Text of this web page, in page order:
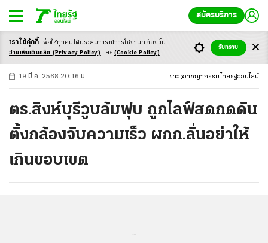
สมัครบริการ
-ก ก ก+
19 มี.ค. 2568 20:16 น. ข่าว อาชญากรรม ไทยรัฐออนไลน์
ตร.สิงห์บุรีวูบล้มฟุบ ถูกไลฟ์สดกดดัน
ตั้งกล้องจับความเร็ว ผกก.ลั่นอย่าให้
เกินขอบเขต
เราใช้คุ้กกี้ เพื่อให้ทุกคนได้ประสบการณ์การใช้งานที่ดียิ่งขึ้น
อ่านเพิ่มเติมคลิก (Privacy Policy) และ (Cookie Policy)
รับทราบ